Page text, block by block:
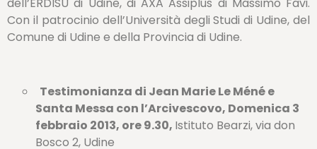
Con il patrocinio dell’Università degli Studi di Udine, del
Comune di Udine e della Provincia di Udine.
Testimonianza di Jean Marie Le Méné e
Santa Messa con l’Arcivescovo, Domenica 3
febbraio 2013, ore 9.30, Istituto Bearzi, via don
Bosco 2, Udine